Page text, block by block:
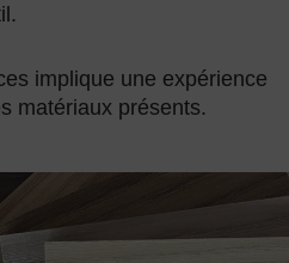
implique une expérience
matériaux présents.